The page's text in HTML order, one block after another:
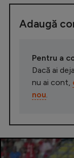
Adaugă
Pentru a
Dacă ai
nu ai cont,
nou